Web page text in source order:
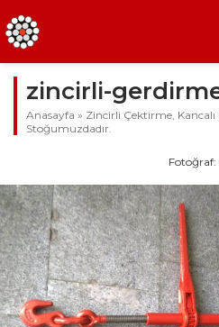
zincirli-
Anasayfa » Zincirli Çektirme,
Stoğumuzdadır.
Fotoğraf: